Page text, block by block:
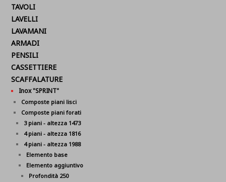
TAVOLI
LAVELLI
LAVAMANI
ARMADI
PENSILI
CASSETTIERE
SCAFFALATURE
Inox "SPRINT"
Composte piani lisci
Composte piani forati
3 piani - altezza 1473
4 piani - altezza 1816
4 piani - altezza 1988
Elemento base
Elemento aggiuntivo
Profondità 250